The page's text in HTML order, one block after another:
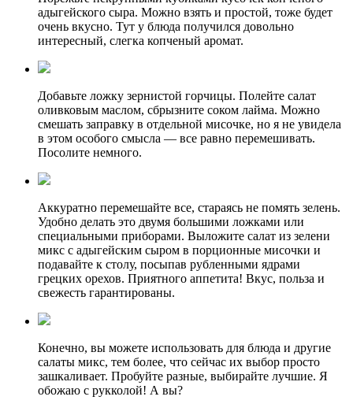
адыгейского сыра. Можно взять и простой, тоже будет
очень вкусно. Тут у блюда получился довольно
интересный, слегка копченый аромат.
Добавьте ложку зернистой горчицы. Полейте салат
оливковым маслом, сбрызните соком лайма. Можно
смешать заправку в отдельной мисочке, но я не увидела
в этом особого смысла — все равно перемешивать.
Посолите немного.
Аккуратно перемешайте все, стараясь не помять зелень.
Удобно делать это двумя большими ложками или
специальными приборами. Выложите салат из зелени
микс с адыгейским сыром в порционные мисочки и
подавайте к столу, посыпав рубленными ядрами
грецких орехов. Приятного аппетита! Вкус, польза и
свежесть гарантированы.
Конечно, вы можете использовать для блюда и другие
салаты микс, тем более, что сейчас их выбор просто
зашкаливает. Пробуйте разные, выбирайте лучшие. Я
обожаю с рукколой! А вы?